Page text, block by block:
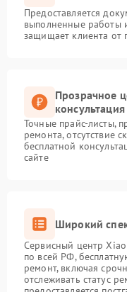
Предоставляется
выполненные работы
защищает клиента от
Прозрачное
консультация
Точные прайс-листы,
ремонта, отсутствие
бесплатной
сайте
Широкий
Сервисный центр
по всей РФ,
ремонт, включая
отслеживать статус